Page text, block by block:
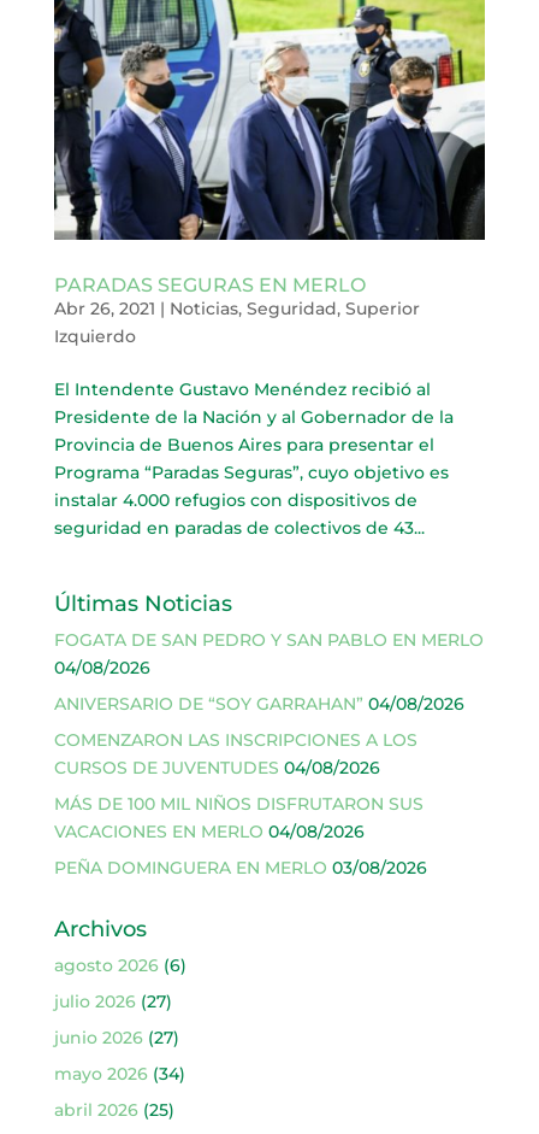
PARADAS SEGURAS EN MERLO
Abr 26, 2021 | Noticias, Seguridad, Superior
Izquierdo
El Intendente Gustavo Menéndez recibió al
Presidente de la Nación y al Gobernador de la
Provincia de Buenos Aires para presentar el
Programa “Paradas Seguras”, cuyo objetivo es
instalar 4.000 refugios con dispositivos de
seguridad en paradas de colectivos de 43...
Últimas Noticias
FOGATA DE SAN PEDRO Y SAN PABLO EN MERLO
04/08/2026
ANIVERSARIO DE “SOY GARRAHAN” 04/08/2026
COMENZARON LAS INSCRIPCIONES A LOS
CURSOS DE JUVENTUDES 04/08/2026
MÁS DE 100 MIL NIÑOS DISFRUTARON SUS
VACACIONES EN MERLO 04/08/2026
PEÑA DOMINGUERA EN MERLO 03/08/2026
Archivos
agosto 2026(6)
julio 2026(27)
junio 2026(27)
mayo 2026(34)
abril 2026(25)